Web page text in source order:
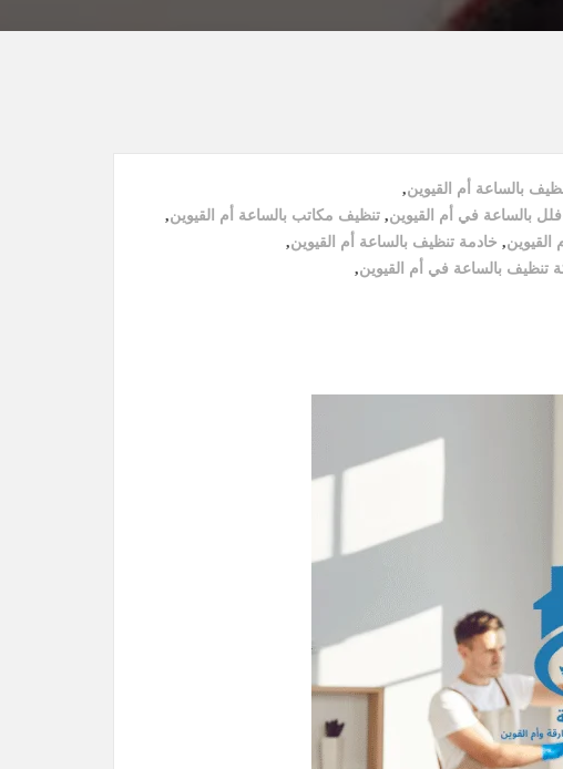
بالساعة أم القيوين,
بالساعة في أم القيوين, تنظيف مكاتب بالساعة أم القيوين,
القيوين, خادمة تنظيف بالساعة أم القيوين,
تنظيف بالساعة في أم القيوين,